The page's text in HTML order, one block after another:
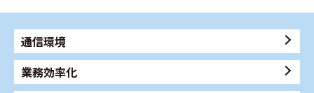
通信環境
業務効率化